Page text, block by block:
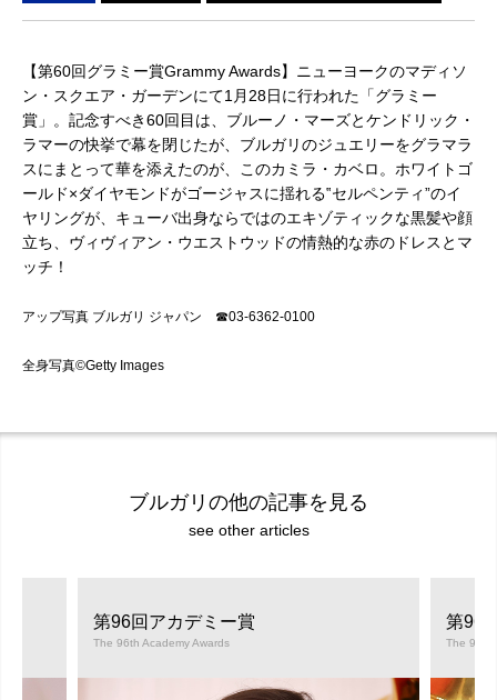
【第60回グラミー賞Grammy Awards】 ニューヨークのマディソ
ン・スクエア・ガーデンにて1月28日に行われた「グラミー
賞」。記念すべき60回目は、ブルーノ・マーズとケンドリック・
ラマーの快挙で幕を閉じたが、ブルガリのジュエリーをグラマラ
スにまとって華を添えたのが、このカミラ・カベロ。ホワイトゴ
ールド×ダイヤモンドがゴージャスに揺れる‟セルペンティ”のイ
ヤリングが、キューバ出身ならではのエキゾティックな黒髪や顔
立ち、ヴィヴィアン・ウエストウッドの情熱的な赤のドレスとマ
ッチ！
アップ写真 ブルガリ ジャパン ☎03-6362-0100
全身写真©Getty Images
ブルガリの他の記事を見る
see other articles
第96回アカデミー賞
The 96th Academy Awards
第96
The 96th